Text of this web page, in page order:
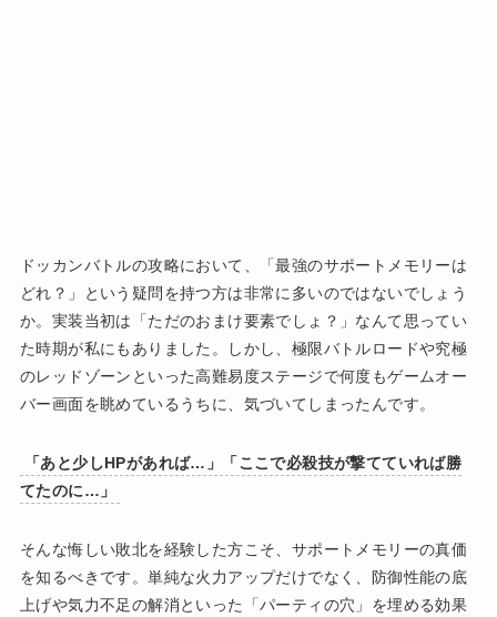
ドッカンバトルの攻略において、「最強のサポートメモリーは
どれ？」という疑問を持つ方は非常に多いのではないでしょう
か。実装当初は「ただのおまけ要素でしょ？」なんて思ってい
た時期が私にもありました。しかし、極限バトルロードや究極
のレッドゾーンといった高難易度ステージで何度もゲームオー
バー画面を眺めているうちに、気づいてしまったんです。
「あと少しHPがあれば…」「ここで必殺技が撃てていれば勝
てたのに…」
そんな悔しい敗北を経験した方こそ、サポートメモリーの真価
を知るべきです。単純な火力アップだけでなく、防御性能の底
上げや気力不足の解消といった「パーティの穴」を埋める効果